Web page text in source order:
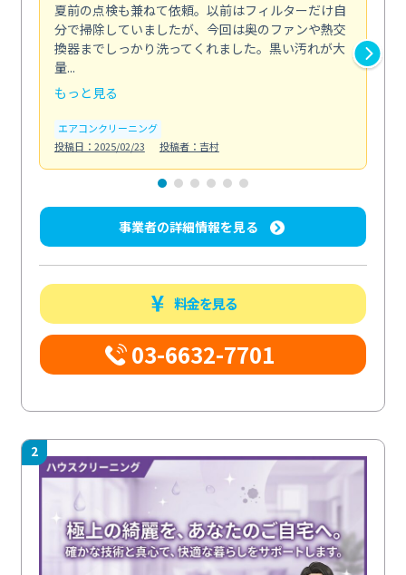
夏前の点検も兼ねて依頼。以前はフィルターだけ自
分で掃除していましたが、今回は奥のファンや熱交
換器までしっかり洗ってくれました。黒い汚れが大
量...
もっと見る
エアコンクリーニング
投稿日：2025/02/23
投稿者：吉村
事業者の詳細情報を見る
料金を見る
03-6632-7701
2